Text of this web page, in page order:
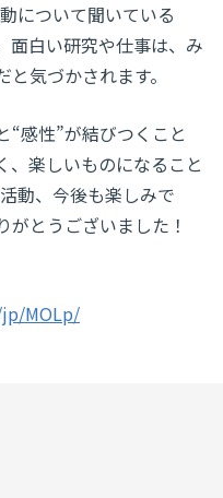
について聞いている
面白い研究や仕事は、み
気づかされます。
“感性”が結びつくこと
、楽しいものになること
動、今後も楽しみで
とうございました！
MOLp/